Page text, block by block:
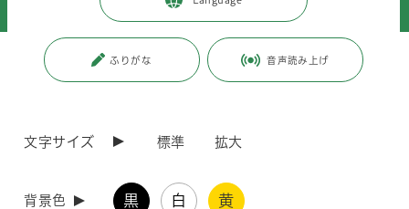
ふりがな 音声読み上げ
文字サイズ 標準 拡大
背景色 黒 白 黄
令和8年度こども誰でも通園制度の利用について
更新日付：2026年7月29日 / ページ番号：C127567
令和8年4月1日から「こども誰でも通園制度」を利用するためには、利
内容を確認の上、申請の手続きをお願いします。